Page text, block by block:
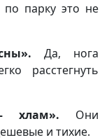
парку это не
Да, нога
расстегнуть
хлам». Они
и тихие.